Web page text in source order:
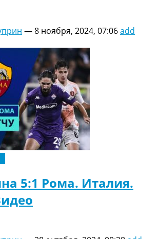
—8 ноября, 2024, 07:06add
5:1 Рома. Италия.